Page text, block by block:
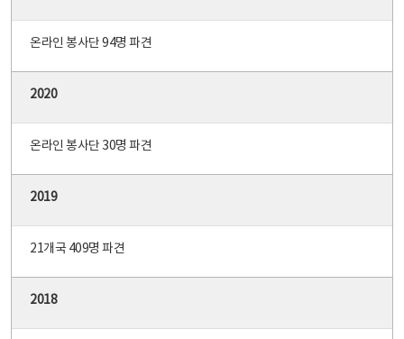
온라인 봉사단 94명 파견
2020
온라인 봉사단 30명 파견
2019
21개국 409명 파견
2018